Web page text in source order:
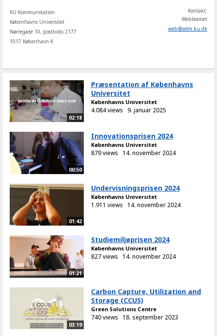
KU Kommunikation
Københavns Universitet
Nørregade 10, postboks 2177
1017 København K
Kontakt:
Webteamet
web@adm.ku.dk
02:18
Præsentation af Københavns
Universitet
Københavns Universitet
4.084 views 9. januar 2025
00:50
Innovationsprisen 2024
Københavns Universitet
879 views 14. november 2024
01:42
Undervisningsprisen 2024
Københavns Universitet
1.911 views 14. november 2024
01:21
Studiemiljøprisen 2024
Københavns Universitet
827 views 14. november 2024
03:19
Carbon Capture, Utilization and
Storage (CCUS)
Green Solutions Centre
740 views 18. september 2023